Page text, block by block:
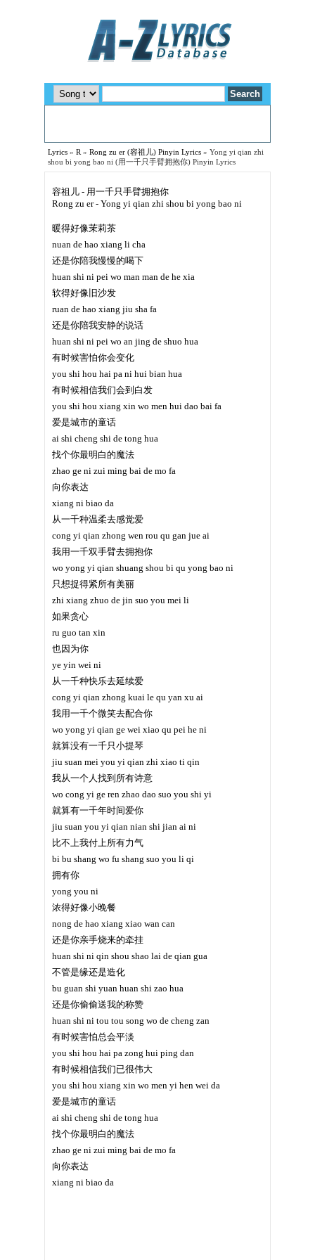
Lyrics » R » Rong zu er (容祖儿) Pinyin Lyrics » Yong yi qian zhi
shou bi yong bao ni (用一千只手臂拥抱你) Pinyin Lyrics
容祖儿 - 用一千只手臂拥抱你
Rong zu er - Yong yi qian zhi shou bi yong bao ni
暖得好像茉莉茶
nuan de hao xiang li cha
还是你陪我慢慢的喝下
huan shi ni pei wo man man de he xia
软得好像旧沙发
ruan de hao xiang jiu sha fa
还是你陪我安静的说话
huan shi ni pei wo an jing de shuo hua
有时候害怕你会变化
you shi hou hai pa ni hui bian hua
有时候相信我们会到白发
you shi hou xiang xin wo men hui dao bai fa
爱是城市的童话
ai shi cheng shi de tong hua
找个你最明白的魔法
zhao ge ni zui ming bai de mo fa
向你表达
xiang ni biao da
从一千种温柔去感觉爱
cong yi qian zhong wen rou qu gan jue ai
我用一千双手臂去拥抱你
wo yong yi qian shuang shou bi qu yong bao ni
只想捉得紧所有美丽
zhi xiang zhuo de jin suo you mei li
如果贪心
ru guo tan xin
也因为你
ye yin wei ni
从一千种快乐去延续爱
cong yi qian zhong kuai le qu yan xu ai
我用一千个微笑去配合你
wo yong yi qian ge wei xiao qu pei he ni
就算没有一千只小提琴
jiu suan mei you yi qian zhi xiao ti qin
我从一个人找到所有诗意
wo cong yi ge ren zhao dao suo you shi yi
就算有一千年时间爱你
jiu suan you yi qian nian shi jian ai ni
比不上我付上所有力气
bi bu shang wo fu shang suo you li qi
拥有你
yong you ni
浓得好像小晚餐
nong de hao xiang xiao wan can
还是你亲手烧来的牵挂
huan shi ni qin shou shao lai de qian gua
不管是缘还是造化
bu guan shi yuan huan shi zao hua
还是你偷偷送我的称赞
huan shi ni tou tou song wo de cheng zan
有时候害怕总会平淡
you shi hou hai pa zong hui ping dan
有时候相信我们已很伟大
you shi hou xiang xin wo men yi hen wei da
爱是城市的童话
ai shi cheng shi de tong hua
找个你最明白的魔法
zhao ge ni zui ming bai de mo fa
向你表达
xiang ni biao da